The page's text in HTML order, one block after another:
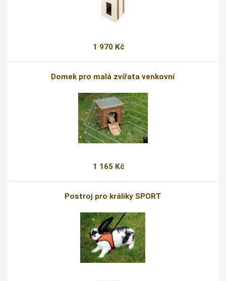
1 970 Kč
Domek pro malá zvířata venkovní
1 165 Kč
Postroj pro králíky SPORT